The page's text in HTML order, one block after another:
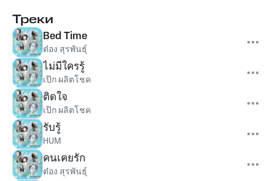
Треки
Bed Time
ต๋อง สุรพันธุ์
ไม่มีใครรู้
เป๊ก ผลิตโชค
ติดใจ
เป๊ก ผลิตโชค
รับรู้
HUM
คนเคยรัก
ต๋อง สุรพันธุ์